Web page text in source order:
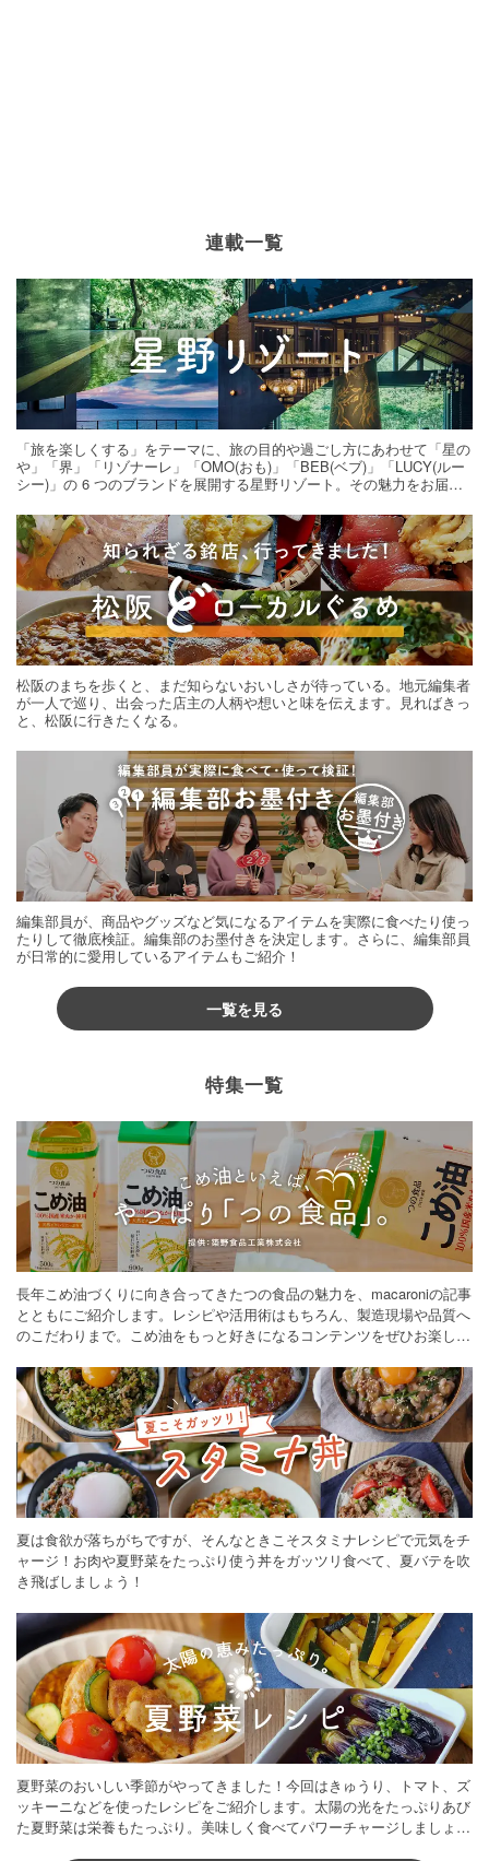
連載一覧
「旅を楽しくする」をテーマに、旅の目的や過ごし方にあわせて「星の
や」「界」「リゾナーレ」「OMO(おも)」「BEB(ベブ)」「LUCY(ルー
シー)」の 6 つのブランドを展開する星野リゾート。その魅力をお届け
松阪のまちを歩くと、まだ知らないおいしさが待っている。地元編集者
が一人で巡り、出会った店主の人柄や想いと味を伝えます。見ればきっ
と、松阪に行きたくなる。
編集部員が、商品やグッズなど気になるアイテムを実際に食べたり使っ
たりして徹底検証。編集部のお墨付きを決定します。さらに、編集部員
が日常的に愛用しているアイテムもご紹介！
一覧を見る
特集一覧
長年こめ油づくりに向き合ってきたつの食品の魅力を、macaroniの記事
とともにご紹介します。レシピや活用術はもちろん、製造現場や品質へ
のこだわりまで。こめ油をもっと好きになるコンテンツをぜひお楽しみ
夏は食欲が落ちがちですが、そんなときこそスタミナレシピで元気をチ
ャージ！お肉や夏野菜をたっぷり使う丼をガッツリ食べて、夏バテを吹
き飛ばしましょう！
夏野菜のおいしい季節がやってきました！今回はきゅうり、トマト、ズ
ッキーニなどを使ったレシピをご紹介します。太陽の光をたっぷりあび
た夏野菜は栄養もたっぷり。美味しく食べてパワーチャージしましょう